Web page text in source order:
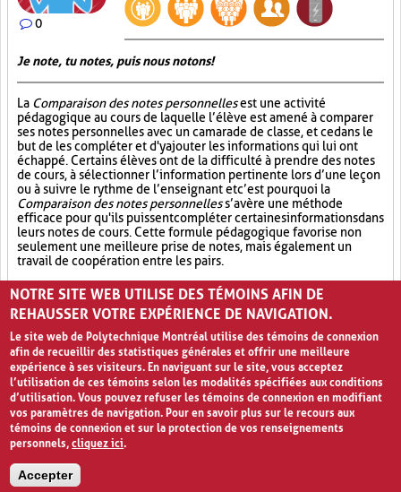
0
Je note, tu notes, puis nous notons!
La Comparaison des notes personnellesest une activité
pédagogique au cours de laquelle l’élève est amené à comparer
ses notes personnelles avec un camarade de classe, et ce dans le
but de les compléter et d'y ajouter les informations qui lui ont
échappé. Certains élèves ont de la difficulté à prendre des notes
de cours, à sélectionner l’information pertinente lors d’une leçon
ou à suivre le rythme de l’enseignant et c’est pourquoi la
Comparaison des notes personnelless’avère une méthode
efficace pour qu'ils puissent compléter certaines informations dans
leurs notes de cours. Cette formule pédagogique favorise non
seulement une meilleure prise de notes, mais également un
travail de coopération entre les pairs.
Partage (13) Synthèse (19) Analyse critique (12)
NOTRE SITE WEB UTILISE DES TÉMOINS AFIN DE
REHAUSSER VOTRE EXPÉRIENCE DE NAVIGATION.
Le site web de Polytechnique Montréal utilise des témoins de connexion
afin de recueillir des statistiques générales et offrir une meilleure
expérience à ses visiteurs. En naviguant sur le site, vous acceptez
l’utilisation de ces témoins selon les modalités spécifiées aux conditions
d’utilisation. Vous pouvez refuser les témoins de connexion en modifiant
vos paramètres de navigation. Pour en savoir plus sur le recours aux
témoins de connexion et sur la protection de vos renseignements
personnels,cliquez ici.
Accepter